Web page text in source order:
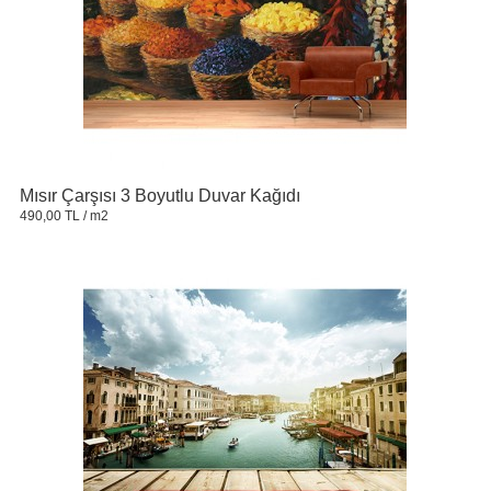
Mısır Çarşısı 3 Boyutlu Duvar Kağıdı
490,00 TL / m2